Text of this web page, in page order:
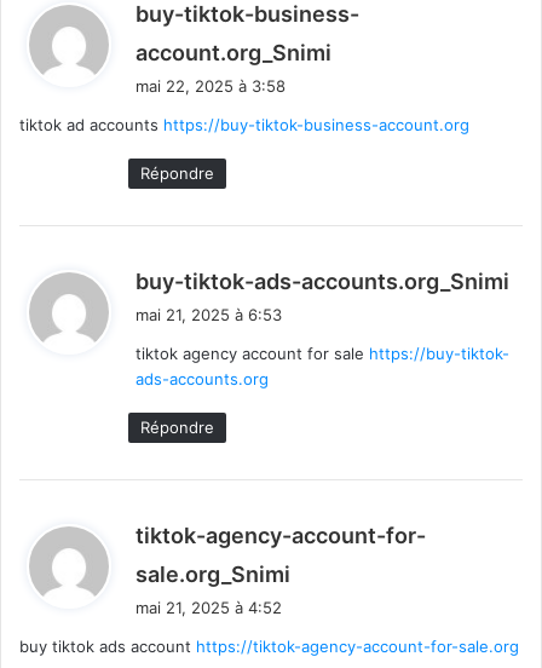
buy-tiktok-business-
account.org_Snimi
mai 22, 2025 à 3:58
tiktok ad accounts https://buy-tiktok-business-account.org
Répondre
buy-tiktok-ads-accounts.org_Snimi
mai 21, 2025 à 6:53
tiktok agency account for sale https://buy-tiktok-
ads-accounts.org
Répondre
tiktok-agency-account-for-
sale.org_Snimi
mai 21, 2025 à 4:52
buy tiktok ads account https://tiktok-agency-account-for-sale.org